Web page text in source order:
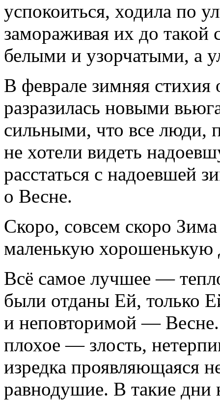
успокоиться, ходила по
замораживая их до такой
белыми и узорчатыми, а
В феврале зимняя стихия
разразилась новыми
сильными, что все люди,
не хотели видеть
расстаться с надоевшей
о Весне.
Скоро, совсем скоро
маленькую хорошенькую
Всё самое лучшее —
были отданы Ей, только
и неповторимой — Весне.
плохое — злость,
изредка проявляющаяся
равнодушие. В такие дни